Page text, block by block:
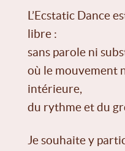
L’Ecstatic Dance
libre :
sans parole ni
où le mouvement
intérieure,
du rythme et du
Je souhaite y